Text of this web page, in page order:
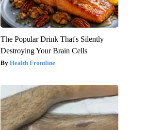
The Popular Drink That's Silently
Destroying Your Brain Cells
Health Frontline